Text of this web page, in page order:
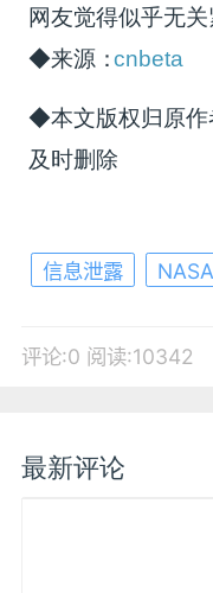
网友觉得似乎无关
◆来源：cnbeta
◆本文版权归原作
及时删除
信息泄露 NASA
评论:0 阅读:10342
最新评论